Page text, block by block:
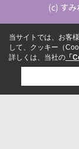
(c) す
当サイトでは、お客
して、クッキー（
詳しくは、当社の 「